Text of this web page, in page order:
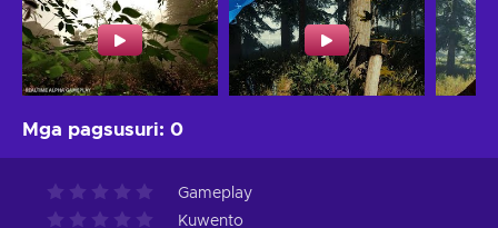
Mga pagsusuri: 0
Gameplay
Kuwento